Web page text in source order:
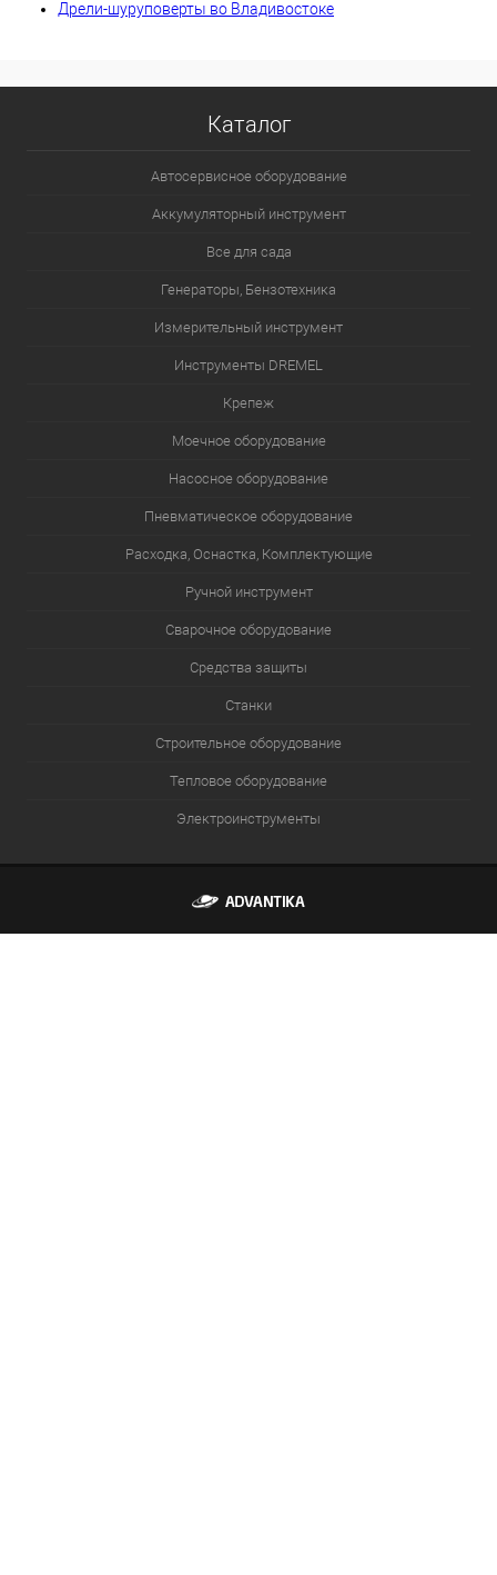
Дрели-шуруповерты во Владивостоке
Каталог
Автосервисное оборудование
Аккумуляторный инструмент
Все для сада
Генераторы, Бензотехника
Измерительный инструмент
Инструменты DREMEL
Крепеж
Моечное оборудование
Насосное оборудование
Пневматическое оборудование
Расходка, Оснастка, Комплектующие
Ручной инструмент
Сварочное оборудование
Средства защиты
Станки
Строительное оборудование
Тепловое оборудование
Электроинструменты